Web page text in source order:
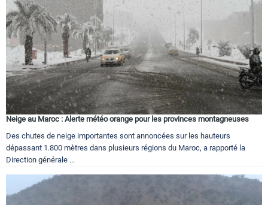
Neige au Maroc : Alerte météo orange pour les provinces montagneuses
Des chutes de neige importantes sont annoncées sur les hauteurs
dépassant 1.800 mètres dans plusieurs régions du Maroc, a rapporté la
Direction générale ...